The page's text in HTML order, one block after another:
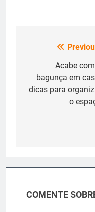
Navegação
Post
Acabe
bagunça em
dicas para
o
COMENTE